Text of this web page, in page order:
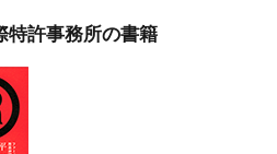
特許事務所の書籍